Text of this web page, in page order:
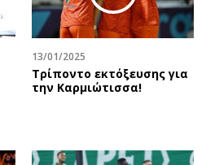
Οικονομία
Γενικά
Αναδρομές
Πρόσωπα
Γυναίκα
13/01/2025
Τρίποντο εκτόξευσης για
την Καρμιώτισσα!